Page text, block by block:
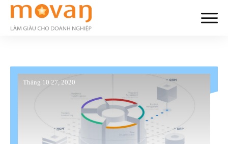
Tháng 10 27, 2020